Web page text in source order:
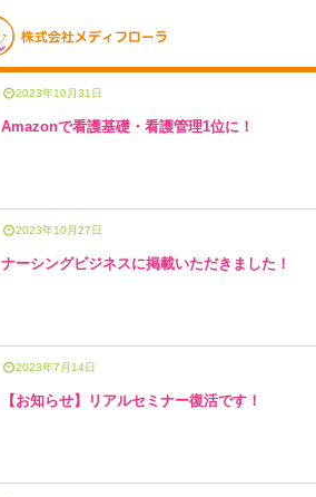
2023年10月31日
Amazonで看護基礎・看護管理1位に！
2023年10月27日
ナーシングビジネスに掲載いただきました！
2023年7月14日
【お知らせ】リアルセミナー復活です！